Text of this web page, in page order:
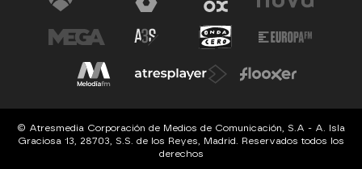
© Atresmedia Corporación de Medios de Comunicación, S.A - A. Isla
Graciosa 13, 28703, S.S. de los Reyes, Madrid. Reservados todos los
derechos